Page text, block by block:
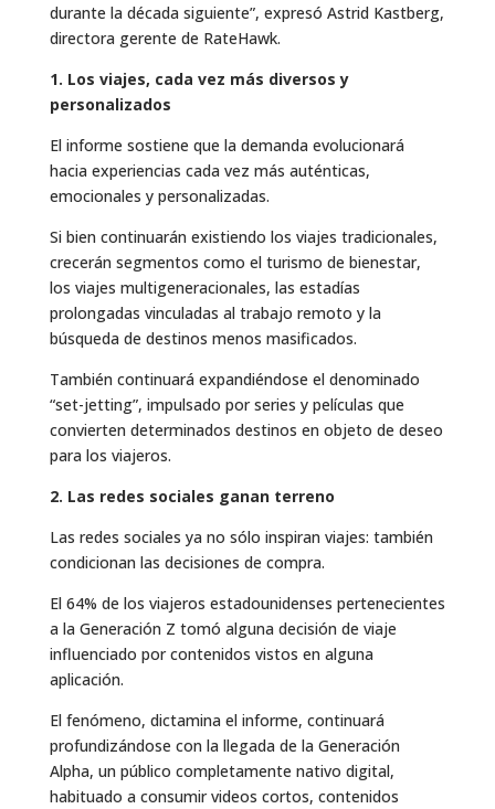
durante la década siguiente”, expresó Astrid Kastberg,
directora gerente de RateHawk.
1. Los viajes, cada vez más diversos y
personalizados
El informe sostiene que la demanda evolucionará
hacia experiencias cada vez más auténticas,
emocionales y personalizadas.
Si bien continuarán existiendo los viajes tradicionales,
crecerán segmentos como el turismo de bienestar,
los viajes multigeneracionales, las estadías
prolongadas vinculadas al trabajo remoto y la
búsqueda de destinos menos masificados.
También continuará expandiéndose el denominado
“set-jetting”, impulsado por series y películas que
convierten determinados destinos en objeto de deseo
para los viajeros.
2. Las redes sociales ganan terreno
Las redes sociales ya no sólo inspiran viajes: también
condicionan las decisiones de compra.
El 64% de los viajeros estadounidenses pertenecientes
a la Generación Z tomó alguna decisión de viaje
influenciado por contenidos vistos en alguna
aplicación.
El fenómeno, dictamina el informe, continuará
profundizándose con la llegada de la Generación
Alpha, un público completamente nativo digital,
habituado a consumir videos cortos, contenidos